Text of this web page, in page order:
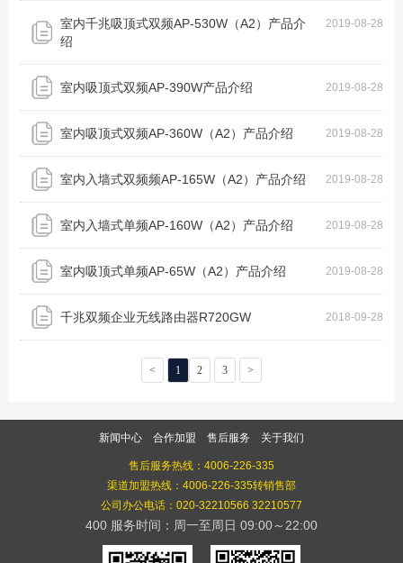
2019-08-28
室内千兆吸顶式双频AP-530W（A2）产品介
绍
2019-08-28
室内吸顶式双频AP-390W产品介绍
2019-08-28
室内吸顶式双频AP-360W（A2）产品介绍
2019-08-28
室内入墙式双频频AP-165W（A2）产品介绍
2019-08-28
室内入墙式单频AP-160W（A2）产品介绍
2019-08-28
室内吸顶式单频AP-65W（A2）产品介绍
2018-09-28
千兆双频企业无线路由器R720GW
< 1 2 3 >
新闻中心 合作加盟 售后服务 关于我们
售后服务热线：4006-226-335
渠道加盟热线：4006-226-335转销售部
公司办公电话：020-32210566 32210577
400 服务时间： 周一至周日 09:00～22:00